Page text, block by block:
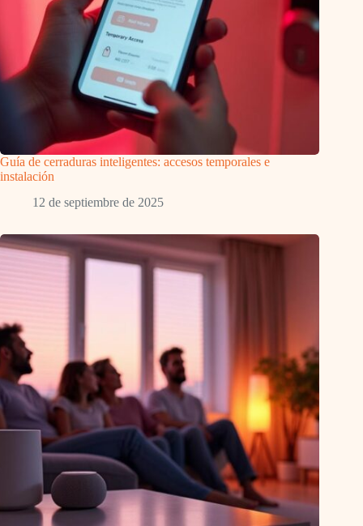
Guía de cerraduras inteligentes: accesos temporales e
instalación
12 de septiembre de 2025